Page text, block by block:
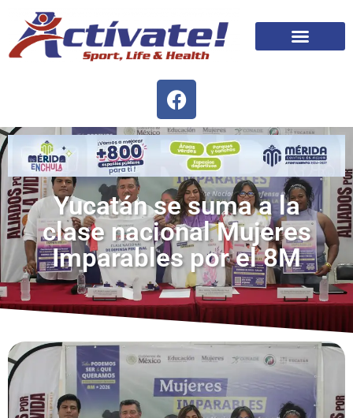
Yucatán se suma a la
clase nacional Mujeres
Imparables por el 8M